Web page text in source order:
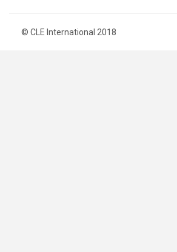
© CLE International 2018